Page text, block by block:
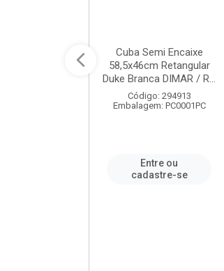
Cuba Semi Encaixe
58,5x46cm Retangular
Duke Branca DIMAR / R...
Código: 294913
Embalagem: PC0001PC
Entre ou
cadastre-se